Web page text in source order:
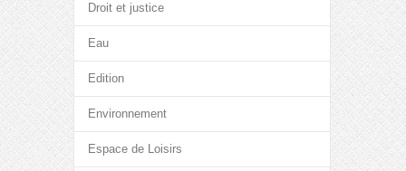
Droit et justice
Eau
Edition
Environnement
Espace de Loisirs